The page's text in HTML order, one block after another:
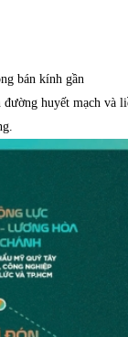
bán kính gần
huyết mạch và